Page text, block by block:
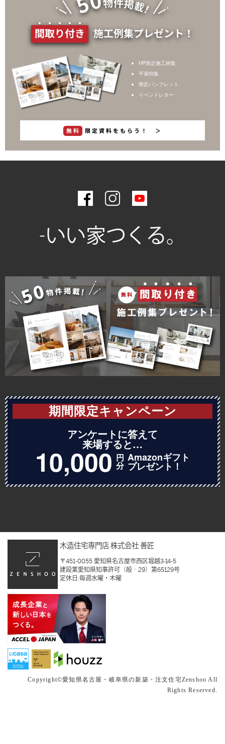
間取り付き 施工例集プレゼント！
HP限定施工例集
平屋特集
善匠パンフレット
イベントレター
無料 限定資料をもらう！ ＞
-いい家つくる。
期間限定キャンペーン
アンケートに答えて
来場すると…
10,000 円
分
Amazonギフト
プレゼント！
木造住宅専門店 株式会社 善匠
〒451-0055 愛知県名古屋市西区堀越3-14-5
建設業愛知県知事許可（般‐29）第65129号
定休日:毎週水曜・木曜
Copyright©愛知県名古屋・岐阜県の新築・注文住宅Zenshoo All
Rights Reserved.